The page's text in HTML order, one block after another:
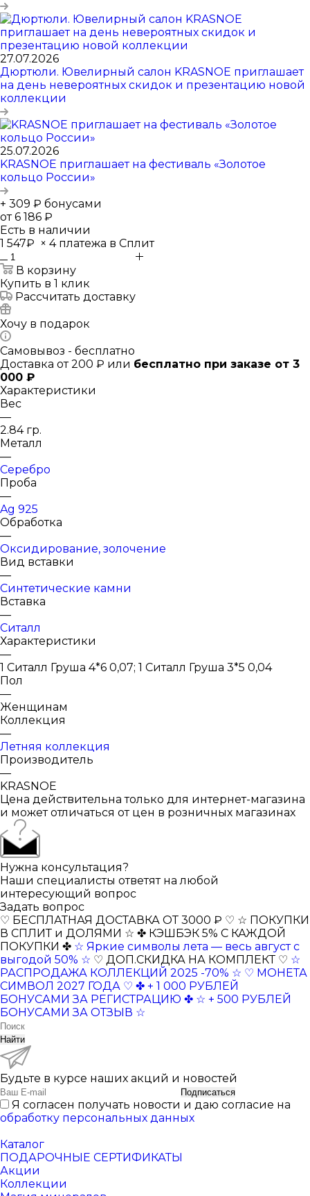
27.07.2026
Дюртюли. Ювелирный салон KRASNOE приглашает
на день невероятных скидок и презентацию новой
коллекции
25.07.2026
KRASNOE приглашает на фестиваль «Золотое
кольцо России»
+ 309 ₽ бонусами
от6 186 ₽
Есть в наличии
1 547₽ × 4 платежа в Сплит
В корзину
Купить в 1 клик
Рассчитать доставку
Хочу в подарок
Самовывоз - бесплатно
Доставка от 200 ₽ или бесплатно при заказе от 3
000 ₽
Характеристики
Вес
—
2.84 гр.
Металл
—
Серебро
Проба
—
Ag 925
Обработка
—
Оксидирование, золочение
Вид вставки
—
Синтетические камни
Вставка
—
Ситалл
Характеристики
—
1 Ситалл Груша 4*6 0,07; 1 Ситалл Груша 3*5 0,04
Пол
—
Женщинам
Коллекция
—
Летняя коллекция
Производитель
—
KRASNOE
Цена действительна только для интернет-магазина
и может отличаться от цен в розничных магазинах
Нужна консультация?
Наши специалисты ответят на любой
интересующий вопрос
Задать вопрос
♡ БЕСПЛАТНАЯ ДОСТАВКА ОТ 3000 ₽ ♡ ☆ ПОКУПКИ
В СПЛИТ и ДОЛЯМИ ☆ ✤ КЭШБЭК 5% С КАЖДОЙ
ПОКУПКИ ✤ ☆ Яркие символы лета — весь август с
выгодой 50% ☆ ♡ ДОП.СКИДКА НА КОМПЛЕКТ ♡ ☆
РАСПРОДАЖА КОЛЛЕКЦИЙ 2025 -70% ☆ ♡ МОНЕТА
СИМВОЛ 2027 ГОДА ♡ ✤ + 1 000 РУБЛЕЙ
БОНУСАМИ ЗА РЕГИСТРАЦИЮ ✤ ☆ + 500 РУБЛЕЙ
БОНУСАМИ ЗА ОТЗЫВ ☆
Найти
Будьте в курсе наших акций и новостей
Подписаться
Я согласен получать новости и даю согласие на
обработку персональных данных
Каталог
ПОДАРОЧНЫЕ СЕРТИФИКАТЫ
Акции
Коллекции